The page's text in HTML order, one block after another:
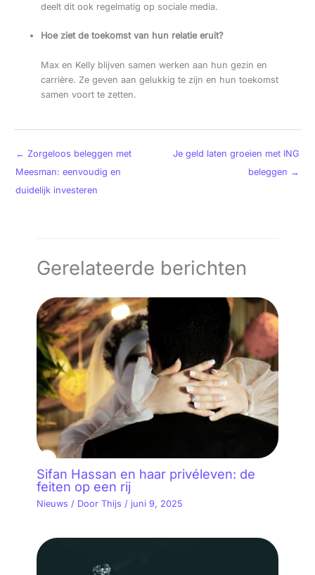
deelt dit ook regelmatig op sociale media.
Hoe ziet de toekomst van hun relatie eruit?
Max en Kelly blijven samen werken aan hun gezin en
carrière. Ze geven aan gelukkig te zijn en hun toekomst
samen voort te zetten.
← Zorgeloos beleggen met
Meesman: eenvoudig en
duidelijk investeren
Je geld laten groeien met ING
beleggen →
Gerelateerde berichten
Sifan Hassan en haar privéleven: de
feiten op een rij
Nieuws / Door Thijs / juni 9, 2025